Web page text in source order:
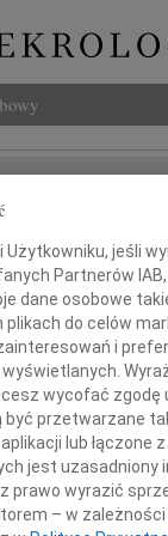
Panu
Użytkowniku, jeśli
Partnerów
dane osobowe
do celów
i
wycofać zgodę
być przetwarzane
lub łączone
jest uzasadniony
prawo wyrazić
– w